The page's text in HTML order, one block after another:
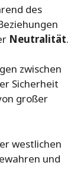
des
Neutralität.
zwischen
Sicherheit
großer
westlichen
und